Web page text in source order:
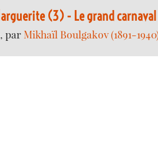
(3) - Le grand carnaval
parMikhaïl Boulgakov (1891-